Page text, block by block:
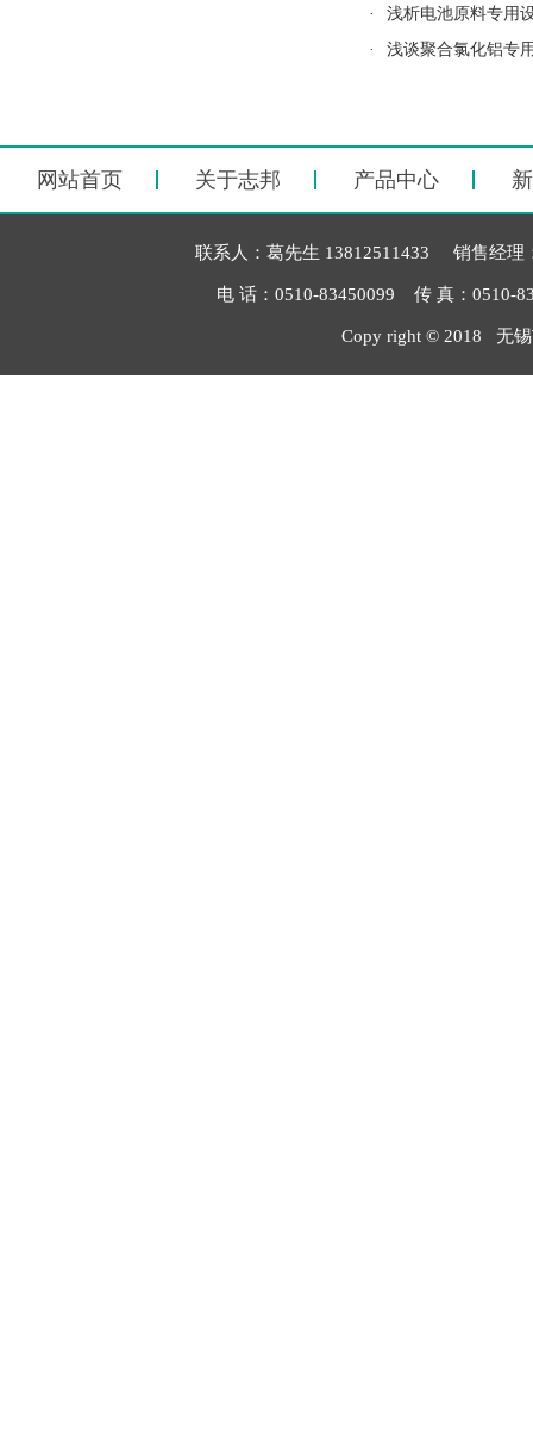
·
浅析电池原料专用
·
浅谈聚合氯化铝专
网站首页 关于志邦 产品中心
联系人：葛先生 13812511433 销售经理
电 话：0510-83450099 传 真：0510-
Copy right © 2018 无